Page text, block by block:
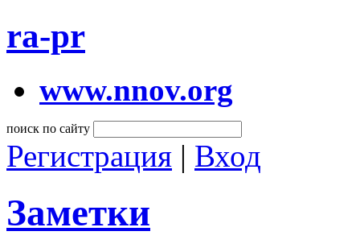
ra-pr
www.nnov.org
поиск по сайту
Регистрация | Вход
Заметки